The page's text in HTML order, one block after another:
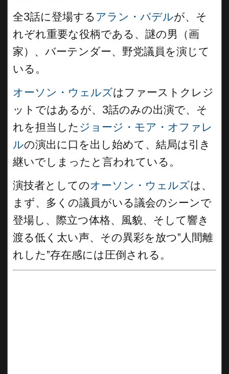
全3話に登場する アラン・バデルが、そ
れぞれ重要な役柄である、謎の男（画
家）、バーテンダー、野党議員を演じて
いる。
オーソン・ウェルズはファーストクレジ
ットではあるが、3話のみの出演で、そ
れを担当した ジョージ・モア・オファレ
ルの演出に口を出し始めて、結局は引き
継いでしまったと言われている。
演技者としてのオーソン・ウェルズは、
まず、多くの議員がいる議会のシーンで
登場し、際立つ体格、風貌、そして響き
渡る低く太い声、その異彩を放つ”人間離
れした”存在感には圧倒される。